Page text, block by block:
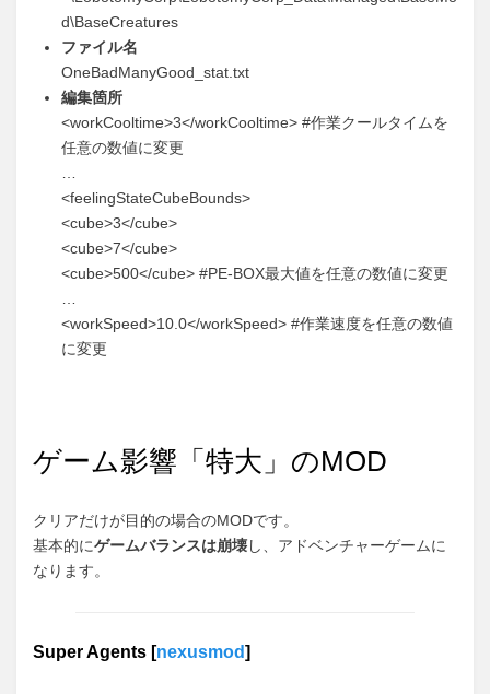
d\BaseCreatures
ファイル名
OneBadManyGood_stat.txt
編集箇所
<workCooltime>3</workCooltime> #作業クールタイムを
任意の数値に変更
…
<feelingStateCubeBounds>
<cube>3</cube>
<cube>7</cube>
<cube>500</cube> #PE-BOX最大値を任意の数値に変更
…
<workSpeed>10.0</workSpeed> #作業速度を任意の数値
に変更
ゲーム影響「特大」のMOD
クリアだけが目的の場合のMODです。
基本的にゲームバランスは崩壊し、アドベンチャーゲームに
なります。
Super Agents [nexusmod]